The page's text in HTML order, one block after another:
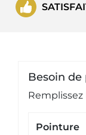
Besoin
Pointure